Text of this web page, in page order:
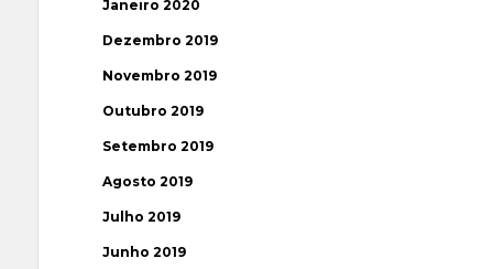
Janeiro 2020
Dezembro 2019
Novembro 2019
Outubro 2019
Setembro 2019
Agosto 2019
Julho 2019
Junho 2019